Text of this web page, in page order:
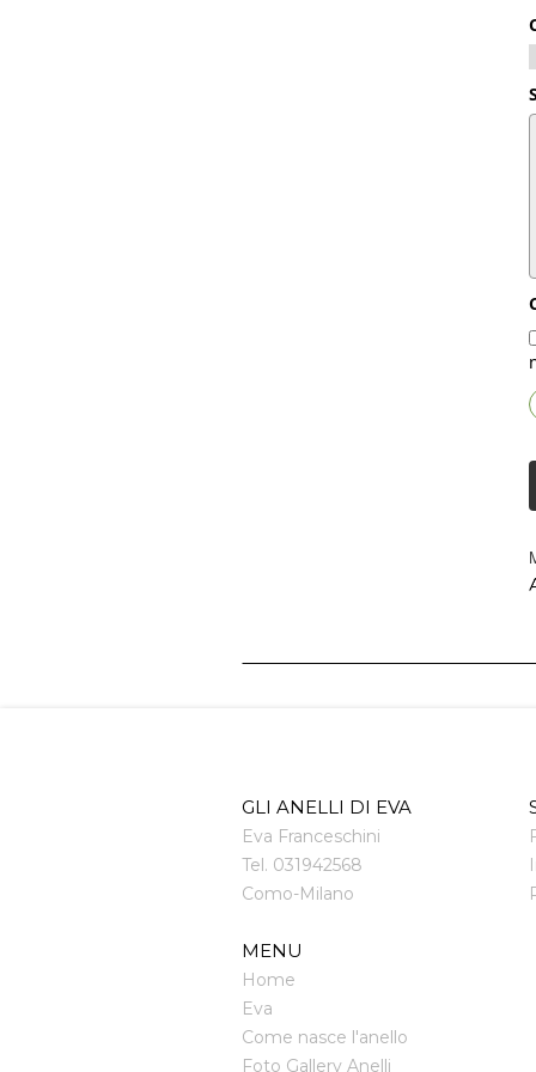
GLI ANELLI DI EVA
Eva Franceschini
Tel. 031942568
Como-Milano
MENU
Home
Eva
Come nasce l'anello
Foto Gallery Anelli